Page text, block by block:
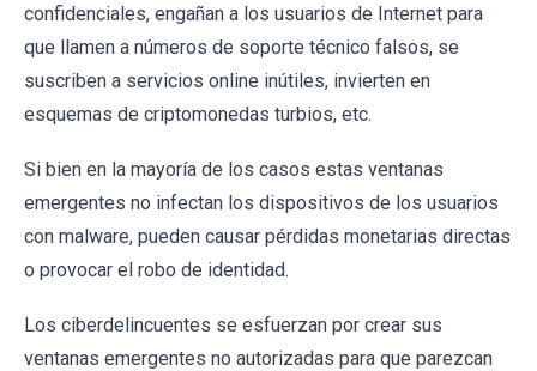
confidenciales, engañan a los usuarios de Internet para
que llamen a números de soporte técnico falsos, se
suscriben a servicios online inútiles, invierten en
esquemas de criptomonedas turbios, etc.
Si bien en la mayoría de los casos estas ventanas
emergentes no infectan los dispositivos de los usuarios
con malware, pueden causar pérdidas monetarias directas
o provocar el robo de identidad.
Los ciberdelincuentes se esfuerzan por crear sus
ventanas emergentes no autorizadas para que parezcan